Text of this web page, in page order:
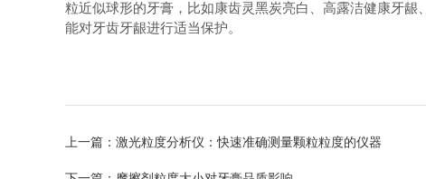
粒近似球形的牙膏，比如康齿灵黑炭亮白、高露洁健康牙
能对牙齿牙龈进行适当保护。
上一篇： 激光粒度分析仪：快速准确测量颗粒粒度的仪器